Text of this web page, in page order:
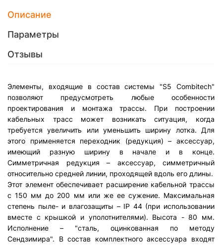
Описание
Параметры
Отзывы
Элементы, входящие в состав системы "S5 Combitech"
позволяют предусмотреть любые особенности
проектирования и монтажа трассы. При построении
кабельных трасс может возникать ситуация, когда
требуется увеличить или уменьшить ширину лотка. Для
этого применяется переходник (редукция) – аксессуар,
имеющий разную ширину в начале и в конце.
Симметричная редукция – аксессуар, симметричный
относительно средней линии, проходящей вдоль его длины.
Этот элемент обеспечивает расширение кабельной трассы
с 150 мм до 200 мм или же ее сужение. Максимальная
степень пыле- и влагозащиты – IP 44 (при использовании
вместе с крышкой и уполотнителями). Высота - 80 мм.
Исполнение – "сталь, оцинкованная по методу
Сендзимира". В состав комплектного аксессуара входят